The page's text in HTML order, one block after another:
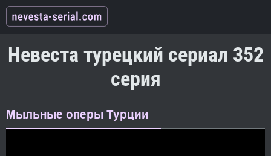
Невеста турецкий сериал 352
серия
Мыльные оперы Турции